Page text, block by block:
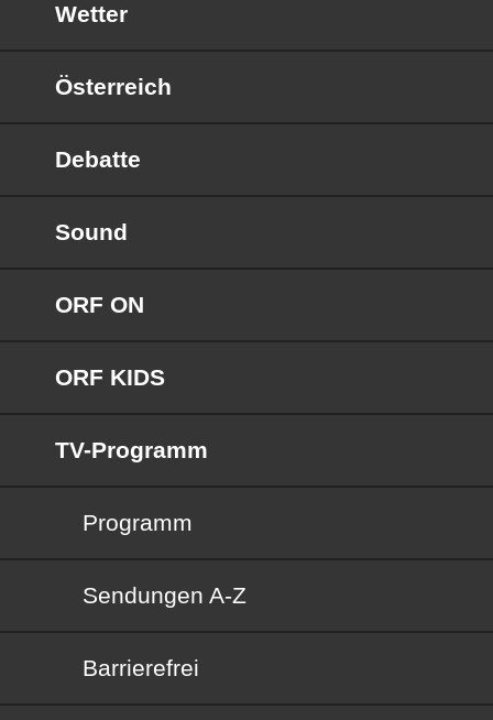
Wetter
Österreich
Debatte
Sound
ORF ON
ORF KIDS
TV-Programm
Programm
Sendungen von A bis Z
Sendungen A-Z
Barrierefrei
Barrierefrei